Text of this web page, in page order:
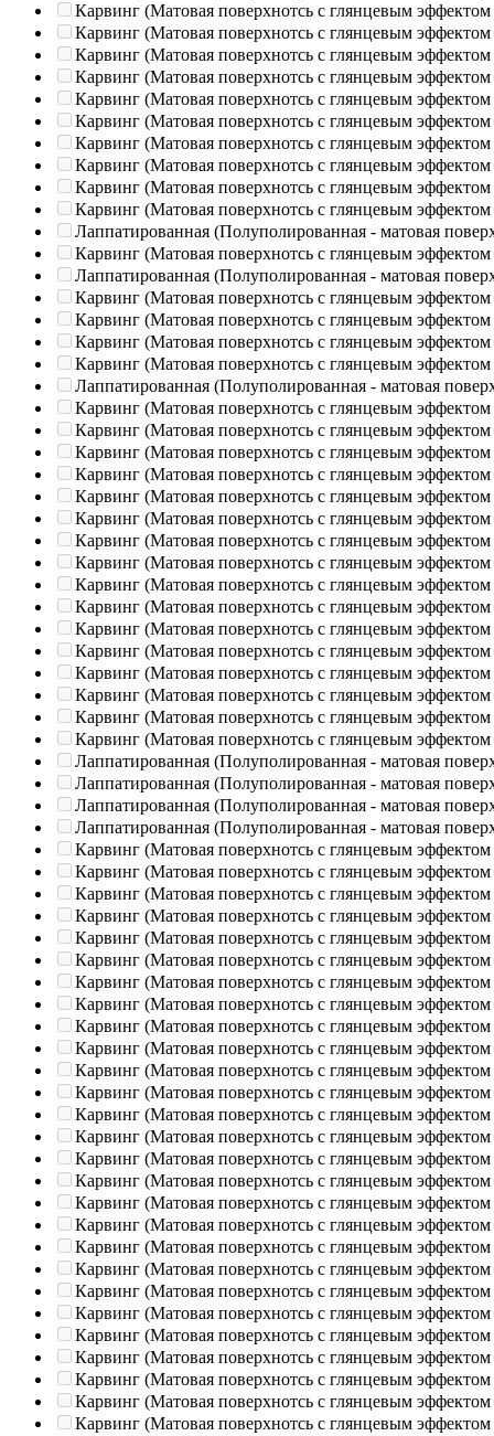
Карвинг (Матовая поверхнотсь с глянцевым эффектом
Карвинг (Матовая поверхнотсь с глянцевым эффектом
Карвинг (Матовая поверхнотсь с глянцевым эффектом
Карвинг (Матовая поверхнотсь с глянцевым эффектом
Карвинг (Матовая поверхнотсь с глянцевым эффектом
Карвинг (Матовая поверхнотсь с глянцевым эффектом
Карвинг (Матовая поверхнотсь с глянцевым эффектом
Карвинг (Матовая поверхнотсь с глянцевым эффектом
Карвинг (Матовая поверхнотсь с глянцевым эффектом
Карвинг (Матовая поверхнотсь с глянцевым эффектом
Лаппатированная (Полуполированная - матовая
Карвинг (Матовая поверхнотсь с глянцевым эффектом
Лаппатированная (Полуполированная - матовая
Карвинг (Матовая поверхнотсь с глянцевым эффектом
Карвинг (Матовая поверхнотсь с глянцевым эффектом
Карвинг (Матовая поверхнотсь с глянцевым эффектом
Карвинг (Матовая поверхнотсь с глянцевым эффектом
Лаппатированная (Полуполированная - матовая
Карвинг (Матовая поверхнотсь с глянцевым эффектом
Карвинг (Матовая поверхнотсь с глянцевым эффектом
Карвинг (Матовая поверхнотсь с глянцевым эффектом
Карвинг (Матовая поверхнотсь с глянцевым эффектом
Карвинг (Матовая поверхнотсь с глянцевым эффектом
Карвинг (Матовая поверхнотсь с глянцевым эффектом
Карвинг (Матовая поверхнотсь с глянцевым эффектом
Карвинг (Матовая поверхнотсь с глянцевым эффектом
Карвинг (Матовая поверхнотсь с глянцевым эффектом
Карвинг (Матовая поверхнотсь с глянцевым эффектом
Карвинг (Матовая поверхнотсь с глянцевым эффектом
Карвинг (Матовая поверхнотсь с глянцевым эффектом
Карвинг (Матовая поверхнотсь с глянцевым эффектом
Карвинг (Матовая поверхнотсь с глянцевым эффектом
Карвинг (Матовая поверхнотсь с глянцевым эффектом
Карвинг (Матовая поверхнотсь с глянцевым эффектом
Лаппатированная (Полуполированная - матовая
Лаппатированная (Полуполированная - матовая
Лаппатированная (Полуполированная - матовая
Лаппатированная (Полуполированная - матовая
Карвинг (Матовая поверхнотсь с глянцевым эффектом
Карвинг (Матовая поверхнотсь с глянцевым эффектом
Карвинг (Матовая поверхнотсь с глянцевым эффектом
Карвинг (Матовая поверхнотсь с глянцевым эффектом
Карвинг (Матовая поверхнотсь с глянцевым эффектом
Карвинг (Матовая поверхнотсь с глянцевым эффектом
Карвинг (Матовая поверхнотсь с глянцевым эффектом
Карвинг (Матовая поверхнотсь с глянцевым эффектом
Карвинг (Матовая поверхнотсь с глянцевым эффектом
Карвинг (Матовая поверхнотсь с глянцевым эффектом
Карвинг (Матовая поверхнотсь с глянцевым эффектом
Карвинг (Матовая поверхнотсь с глянцевым эффектом
Карвинг (Матовая поверхнотсь с глянцевым эффектом
Карвинг (Матовая поверхнотсь с глянцевым эффектом
Карвинг (Матовая поверхнотсь с глянцевым эффектом
Карвинг (Матовая поверхнотсь с глянцевым эффектом
Карвинг (Матовая поверхнотсь с глянцевым эффектом
Карвинг (Матовая поверхнотсь с глянцевым эффектом
Карвинг (Матовая поверхнотсь с глянцевым эффектом
Карвинг (Матовая поверхнотсь с глянцевым эффектом
Карвинг (Матовая поверхнотсь с глянцевым эффектом
Карвинг (Матовая поверхнотсь с глянцевым эффектом
Карвинг (Матовая поверхнотсь с глянцевым эффектом
Карвинг (Матовая поверхнотсь с глянцевым эффектом
Карвинг (Матовая поверхнотсь с глянцевым эффектом
Карвинг (Матовая поверхнотсь с глянцевым эффектом
Карвинг (Матовая поверхнотсь с глянцевым эффектом